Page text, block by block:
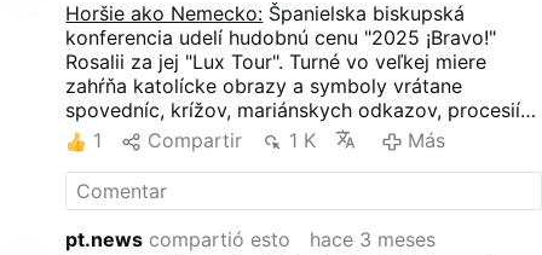
Horšie ako Nemecko: Španielska biskupská
konferencia udelí hudobnú cenu "2025 ¡Bravo!"
Rosalii za jej "Lux Tour". Turné vo veľkej miere
zahŕňa katolícke obrazy a symboly vrátane
spovedníc, krížov, mariánskych odkazov, procesií a
javiskovej verzie obrovskej kadidelnice zo Santiaga
de Compostela. Tieto prvky sú kombinované s
estetikou nočného klubu, sexuálnou provokáciou a
reinterpretáciou náboženských tém.
1 Compartir 1 K Más
pt.news compartió esto
hace 3 meses